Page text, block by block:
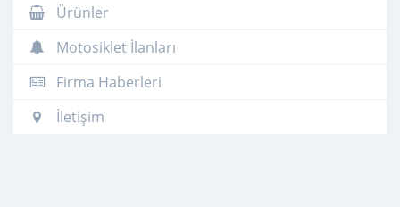
Ürünler
Motosiklet İlanları
Firma Haberleri
İletişim